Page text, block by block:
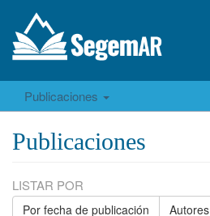
Publicaciones
Publicaciones
LISTAR POR
Por fecha de publicación Autores